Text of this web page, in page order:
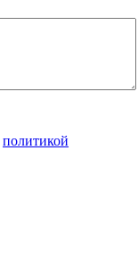
политикой